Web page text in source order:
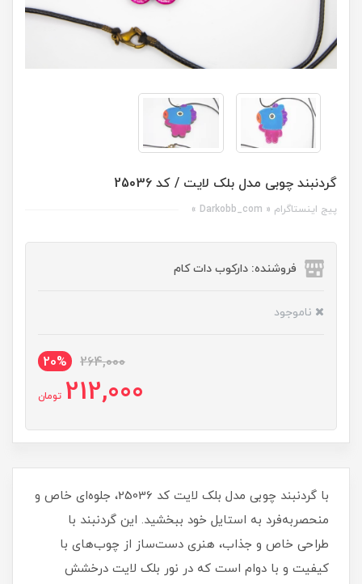
گردنبند چوبی مدل بلک لایت / کد 25036
پیج اینستاگرام « Darkobb_com »
فروشنده: دارکوب دات کام
ناموجود
264,000
20%
212,000 تومان
با گردنبند چوبی مدل بلک لایت کد 25036، جلوه‌ای خاص و
منحصربه‌فرد به استایل خود ببخشید. این گردنبند با
طراحی خاص و جذاب، هنری دست‌ساز از چوب‌های با
کیفیت و با دوام است که در نور بلک لایت درخشش